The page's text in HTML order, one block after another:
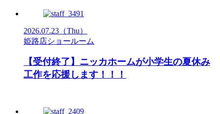
2026.07.23 （Thu）
姫路店ショールーム
【受付終了】ニッカホームが小学生の夏休み
工作を応援します！！！